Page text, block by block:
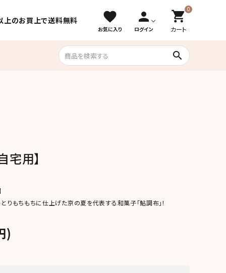
上のお買上で送料無料 favorite
お気に入り
person
ログイン
0
shopping_cart
カート
search
宅用】
りもちもちに仕上げた京の夏を代表する和菓子「鮎調布」!
)